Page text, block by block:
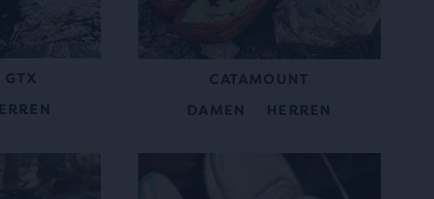
GTX
CATAMOUNT
DAMEN
HERREN